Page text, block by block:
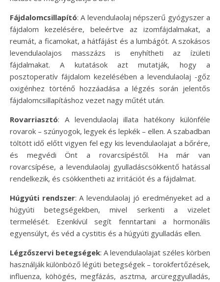
Fájdalomcsillapító: A levendulaolaj népszerű gyógyszer a
fájdalom kezelésére, beleértve az izomfájdalmakat, a
reumát, a ficamokat, a hátfájást és a lumbágót. A szokásos
levendulaolajos masszázs is enyhítheti az ízületi
fájdalmakat. A kutatások azt mutatják, hogy a
posztoperatív fájdalom kezelésében a levendulaolaj -gőz
oxigénhez történő hozzáadása a légzés során jelentős
fájdalomcsillapításhoz vezet nagy műtét után.
Rovarriasztó: A levendulaolaj illata hatékony különféle
rovarok – szúnyogok, legyek és lepkék – ellen. A szabadban
töltött idő előtt vigyen fel egy kis levendulaolajat a bőrére,
és megvédi Önt a rovarcsípéstől. Ha már van
rovarcsípése, a levendulaolaj gyulladáscsökkentő hatással
rendelkezik, és csökkentheti az irritációt és a fájdalmat.
Húgyúti rendszer: A levendulaolaj jó eredményeket ad a
húgyúti betegségekben, mivel serkenti a vizelet
termelését. Ezenkívül segít fenntartani a hormonális
egyensúlyt, és véd a cystitis és a húgyúti gyulladás ellen.
Légzőszervi betegségek: A levendulaolajat széles körben
használják különböző légúti betegségek – torokfertőzések,
influenza, köhögés, megfázás, asztma, arcüreggyulladás,